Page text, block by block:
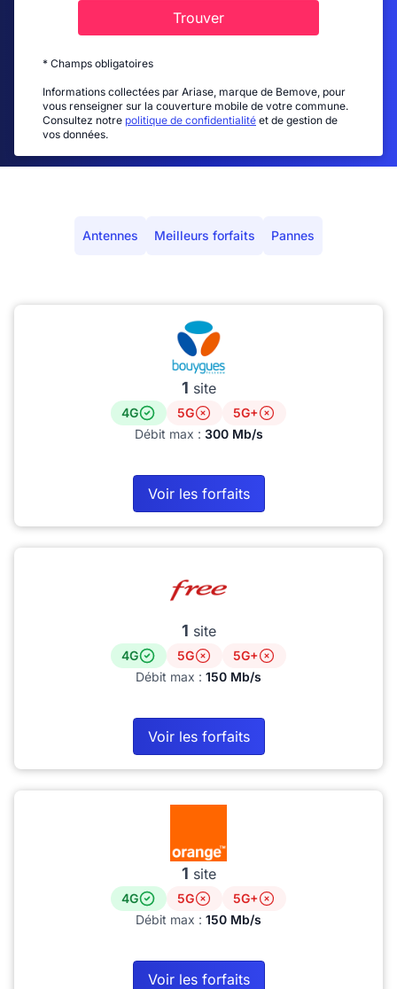
Trouver
* Champs obligatoires
Informations collectées par Ariase, marque de Bemove, pour
vous renseigner sur la couverture mobile de votre commune.
Consultez notre politique de confidentialité et de gestion de
vos données.
Antennes Meilleurs forfaits Pannes
1 site
4G 5G
5G+
Débit max : 300 Mb/s
Voir les forfaits
1 site
4G 5G
5G+
Débit max : 150 Mb/s
Voir les forfaits
1 site
4G 5G
5G+
Débit max : 150 Mb/s
Voir les forfaits